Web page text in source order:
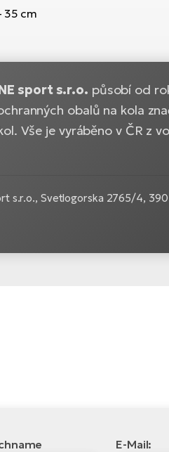
35 cm
sport s.r.o. působí od
obalů na kola
Vše je vyráběno v ČR z
s.r.o., Svetlogorska 2765/4,
E-Mail: